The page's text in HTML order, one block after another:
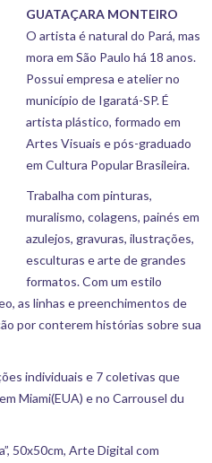
GUATAÇARA MONTEIRO
O artista é natural do Pará, mas
mora em São Paulo há 18 anos.
Possui empresa e atelier no
município de Igaratá-SP. É
artista plástico, formado em
Artes Visuais e pós-graduado
em Cultura Popular Brasileira.
Trabalha com pinturas,
muralismo, colagens, painés em
azulejos, gravuras, ilustrações,
esculturas e arte de grandes
formatos. Com um estilo
as linhas e preenchimentos de
por conterem histórias sobre sua
individuais e 7 coletivas que
Miami(EUA) e no Carrousel du
50x50cm, Arte Digital com